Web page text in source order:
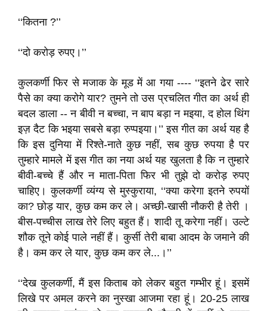
‘‘कितना ?’’
‘‘दो करोड़ रुपए।’’
कुलकर्णी फिर से मजाक के मूड में आ गया ---- ‘‘इतने ढेर सारे
पैसे का क्या करोगे यार? तुमने तो उस प्रचलित गीत का अर्थ ही
बदल डाला -- न बीवी न बच्चा, न बाप बड़ा न मइया, द होल थिंग
इज़ दैट कि भइया सबसे बड़ा रुप्पइया।’’ इस गीत का अर्थ यह है
कि इस दुनिया में रिश्ते-नाते कुछ नहीं, सब कुछ रुपया है पर
तुम्हारे मामले में इस गीत का नया अर्थ यह खुलता है कि न तुम्हारे
बीवी-बच्चे हैं और न माता-पिता फिर भी तुझे दो करोड़ रुपए
चाहिए। कुलकर्णी व्यंग्य से मुस्कुराया, ‘‘क्या करेगा इतने रुपयों
का? छोड़ यार, कुछ कम कर ले। अच्छी-खासी नौकरी है तेरी ।
बीस-पच्चीस लाख तेरे लिए बहुत हैं। शादी तू करेगा नहीं। उल्टे
शौक तूने कोई पाले नहीं हैं। कुर्सी तेरी बाबा आदम के जमाने की
है। कम कर ले यार, कुछ कम कर ले...।’’
‘‘देख कुलकर्णी, मैं इस किताब को लेकर बहुत गम्भीर हूं। इसमें
लिखे पर अमल करने का नुस्खा आजमा रहा हूं। 20-25 लाख